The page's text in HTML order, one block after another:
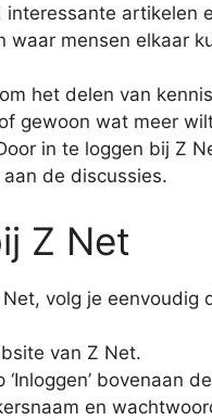
artikelen
waar mensen elkaar
het delen van
gewoon wat meer
in te loggen bij Z
de discussies.
Z Net
volg je eenvoudig
van Z Net.
bovenaan
en